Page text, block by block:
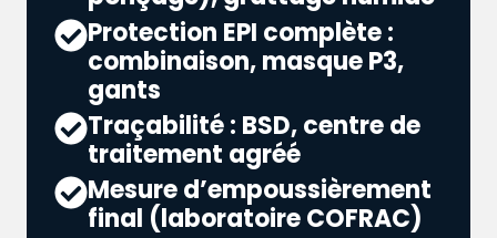
Protection EPI complète :
combinaison, masque P3,
gants
Traçabilité : BSD, centre de
traitement agréé
Mesure d’empoussièrement
final (laboratoire COFRAC)